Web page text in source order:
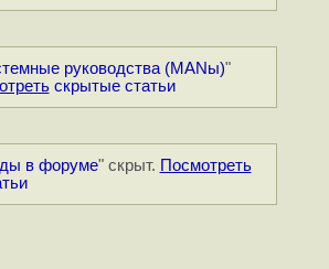
руководства (MANы)"
скрытые статьи
в форуме" скрыт. Посмотреть